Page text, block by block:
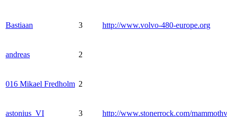
Bastiaan 3 http://www.volvo-480-europe.org
andreas 2
016 Mikael Fredholm 2
astonius_VI 3 http://www.stonerrock.com/